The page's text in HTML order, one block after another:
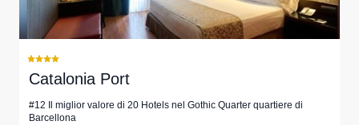
Catalonia Port
#12 Il miglior valore di 20 Hotels nel Gothic Quarter quartiere di
Barcellona